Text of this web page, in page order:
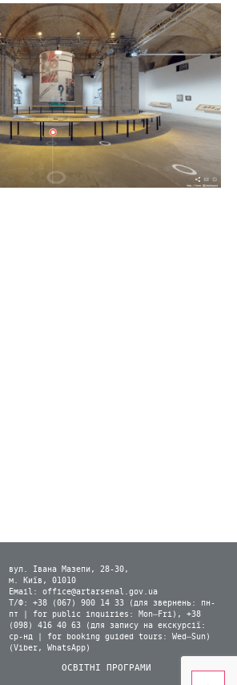
вул. Івана Мазепи, 28-30,
м. Київ, 01010
Email: office@artarsenal.gov.ua
Т/Ф: +38 (067) 900 14 33 (для звернень: пн-
пт | for public inquiries: Mon–Fri), +38
(098) 416 40 63 (для запису на екскурсії:
ср-нд | for booking guided tours: Wed–Sun)
(Viber, WhatsApp)
ОСВІТНІ ПРОГРАМИ